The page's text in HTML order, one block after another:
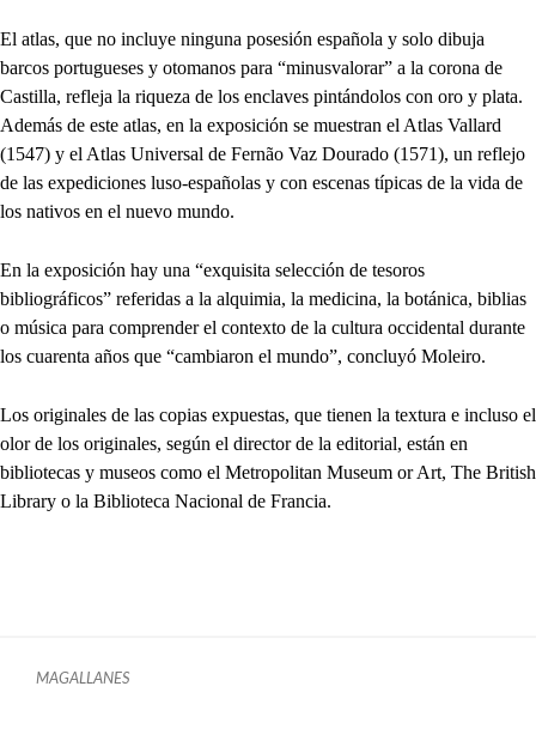
El atlas, que no incluye ninguna posesión española y solo dibuja
barcos portugueses y otomanos para “minusvalorar” a la corona de
Castilla, refleja la riqueza de los enclaves pintándolos con oro y plata.
Además de este atlas, en la exposición se muestran el Atlas Vallard
(1547) y el Atlas Universal de Fernão Vaz Dourado (1571), un reflejo
de las expediciones luso-españolas y con escenas típicas de la vida de
los nativos en el nuevo mundo.
En la exposición hay una “exquisita selección de tesoros
bibliográficos” referidas a la alquimia, la medicina, la botánica, biblias
o música para comprender el contexto de la cultura occidental durante
los cuarenta años que “cambiaron el mundo”, concluyó Moleiro.
Los originales de las copias expuestas, que tienen la textura e incluso el
olor de los originales, según el director de la editorial, están en
bibliotecas y museos como el Metropolitan Museum or Art, The British
Library o la Biblioteca Nacional de Francia.
MAGALLANES